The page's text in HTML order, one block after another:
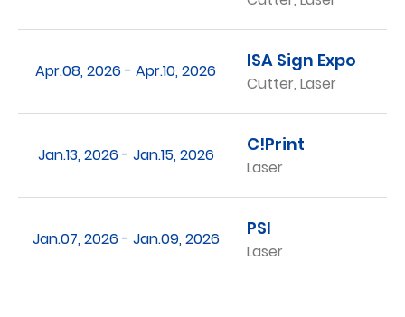
Apr.08, 2026 - Apr.10, 2026 ISA Sign Expo
Cutter, Laser
Jan.13, 2026 - Jan.15, 2026 C!Print
Laser
Jan.07, 2026 - Jan.09, 2026 PSI
Laser